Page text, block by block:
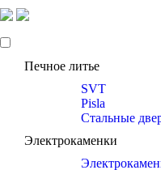
Печное литье
SVT
Pisla
Стальные
Электрокаменки